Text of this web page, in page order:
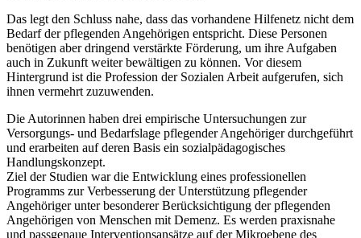
Das legt den Schluss nahe, dass das vorhandene Hilfenetz nicht dem
Bedarf der pflegenden Angehörigen entspricht. Diese Personen
benötigen aber dringend verstärkte Förderung, um ihre Aufgaben
auch in Zukunft weiter bewältigen zu können. Vor diesem
Hintergrund ist die Profession der Sozialen Arbeit aufgerufen, sich
ihnen vermehrt zuzuwenden.
Die Autorinnen haben drei empirische Untersuchungen zur
Versorgungs- und Bedarfslage pflegender Angehöriger durchgeführt
und erarbeiten auf deren Basis ein sozialpädagogisches
Handlungskonzept.
Ziel der Studien war die Entwicklung eines professionellen
Programms zur Verbesserung der Unterstützung pflegender
Angehöriger unter besonderer Berücksichtigung der pflegenden
Angehörigen von Menschen mit Demenz. Es werden praxisnahe
und passgenaue Interventionsansätze auf der Mikroebene des